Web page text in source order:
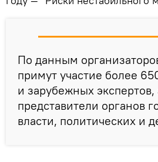
По данным
примут участие более
и зарубежных экспертов,
представители органов
власти, политических и